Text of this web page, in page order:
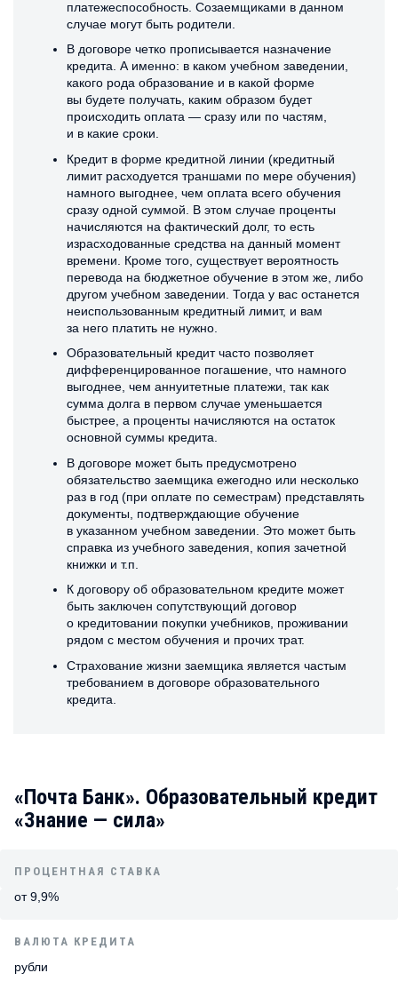
платежеспособность. Созаемщиками в данном
случае могут быть родители.
В договоре четко прописывается назначение
кредита. А именно: в каком учебном заведении,
какого рода образование и в какой форме
вы будете получать, каким образом будет
происходить оплата — сразу или по частям,
и в какие сроки.
Кредит в форме кредитной линии (кредитный
лимит расходуется траншами по мере обучения)
намного выгоднее, чем оплата всего обучения
сразу одной суммой. В этом случае проценты
начисляются на фактический долг, то есть
израсходованные средства на данный момент
времени. Кроме того, существует вероятность
перевода на бюджетное обучение в этом же, либо
другом учебном заведении. Тогда у вас останется
неиспользованным кредитный лимит, и вам
за него платить не нужно.
Образовательный кредит часто позволяет
дифференцированное погашение, что намного
выгоднее, чем аннуитетные платежи, так как
сумма долга в первом случае уменьшается
быстрее, а проценты начисляются на остаток
основной суммы кредита.
В договоре может быть предусмотрено
обязательство заемщика ежегодно или несколько
раз в год (при оплате по семестрам) представлять
документы, подтверждающие обучение
в указанном учебном заведении. Это может быть
справка из учебного заведения, копия зачетной
книжки и т.п.
К договору об образовательном кредите может
быть заключен сопутствующий договор
о кредитовании покупки учебников, проживании
рядом с местом обучения и прочих трат.
Страхование жизни заемщика является частым
требованием в договоре образовательного
кредита.
«Почта Банк». Образовательный кредит
«Знание — сила»
ПРОЦЕНТНАЯ СТАВКА
от 9,9%
ВАЛЮТА КРЕДИТА
рубли